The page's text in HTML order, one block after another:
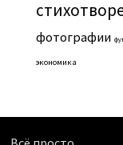
фотографии
экономика